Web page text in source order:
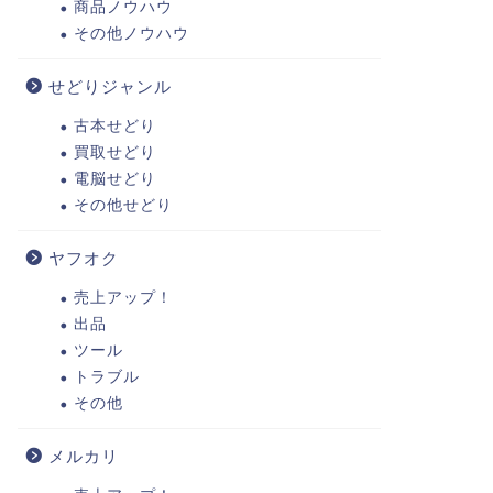
商品ノウハウ
その他ノウハウ
せどりジャンル
古本せどり
買取せどり
電脳せどり
その他せどり
ヤフオク
売上アップ！
出品
ツール
トラブル
その他
メルカリ